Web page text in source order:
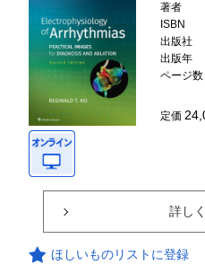
著者
ISBN
出版社
出版年
ページ数
定価
詳し
ほしいものリストに登録